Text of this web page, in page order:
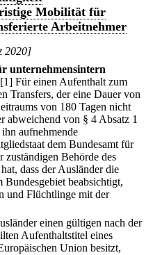
Mobilität für
Arbeitnehmer
2020]
unternehmensintern
[1] Für einen Aufenthalt zum
Transfers, der eine Dauer von
von 180 Tagen nicht
abweichend von § 4 Absatz 1
aufnehmende
dem Bundesamt für
Behörde des
dass der Ausländer die
beabsichtigt,
und Flüchtlinge mit der
einen gültigen nach der
Aufenthaltstitel eines
Union besitzt,